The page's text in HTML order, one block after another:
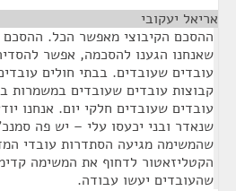
אריאל יעקובי
ההסכם הקיבוצי מאפשר הכל. ההסכם
שאנחנו הגענו להסכמה, אפשר
קבוצות עובדים שעובדים במשמרות
עובדים שעובדים חלקי יום. אנחנו
שנאדר ובני יכעסו עלי – יש פה
שהמשימה מגיעה הסתדרות עובדי
הקטליזאטור לדחוף את המשימה
שהעובדים יעשו עבודה.